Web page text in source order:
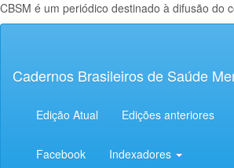
CBSM é um periódico destinado à difusão do
principal
Lateral
Cadernos Brasileiros de Saúde
Edição Atual Edições anteriores
Facebook Indexadores